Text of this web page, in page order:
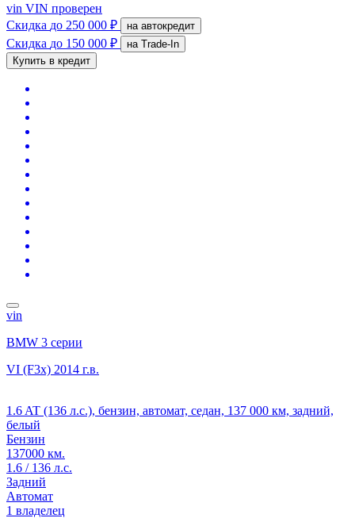
vin VIN проверен
Скидка до 250 000 ₽ на автокредит
Скидка до 150 000 ₽
на Trade-In
Купить в кредит
vin
BMW 3 серии
VI (F3x) 2014 г.в.
1.6 AT (136 л.с.), бензин, автомат, седан, 137 000 км, задний,
белый
Бензин
137000 км.
1.6 / 136 л.с.
Задний
Автомат
1 владелец